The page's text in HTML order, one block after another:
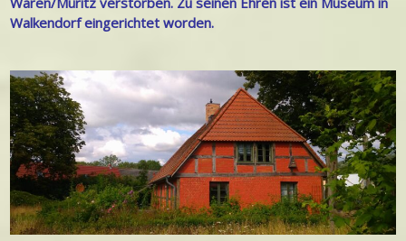
Walkendorf eingerichtet worden.